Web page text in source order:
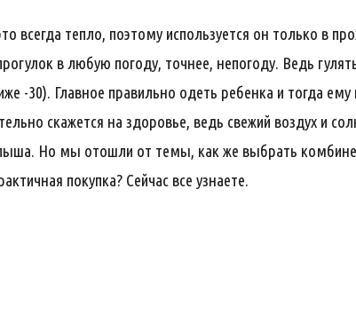
всегда тепло, поэтому используется он только в
в любую погоду, точнее, непогоду. Ведь
-30). Главное правильно одеть ребенка и тогда
скажется на здоровье, ведь свежий воздух и
Но мы отошли от темы, как же выбрать
покупка? Сейчас все узнаете.